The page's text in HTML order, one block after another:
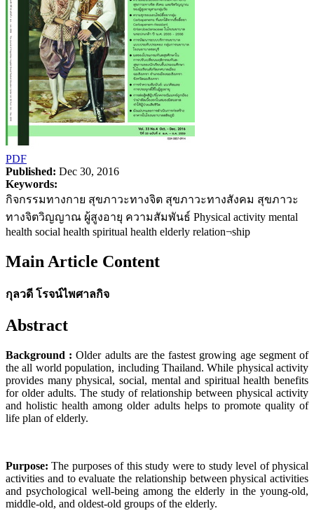
PDF
Published: Dec 30, 2016
Keywords:
กิจกรรมทางกาย สุขภาวะทางจิต สุขภาวะทางสังคม สุขภาวะ
ทางจิตวิญญาณ ผู้สูงอายุ ความสัมพันธ์ Physical activity mental
health social health spiritual health elderly relation¬ship
Main Article Content
กุลวดี โรจน์ไพศาลกิจ
Abstract
Background :Older adults are the fastest growing age segment of
the all world popula­tion, including Thailand. While physical activity
provides many physical, social, mental and spiritual health benefits
for older adults. The study of relationship between physical activity
and holistic health among older adults helps to promote quality of
life plan of elderly.
Purpose:The purposes of this study were to study level of physical
activities and to evalu­ate the relationship between physical activities
and psychological well-being among the elderly in the young-old,
middle-old, and oldest-old groups of the elderly.